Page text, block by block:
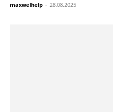
maxwelhelp - 28.08.2025